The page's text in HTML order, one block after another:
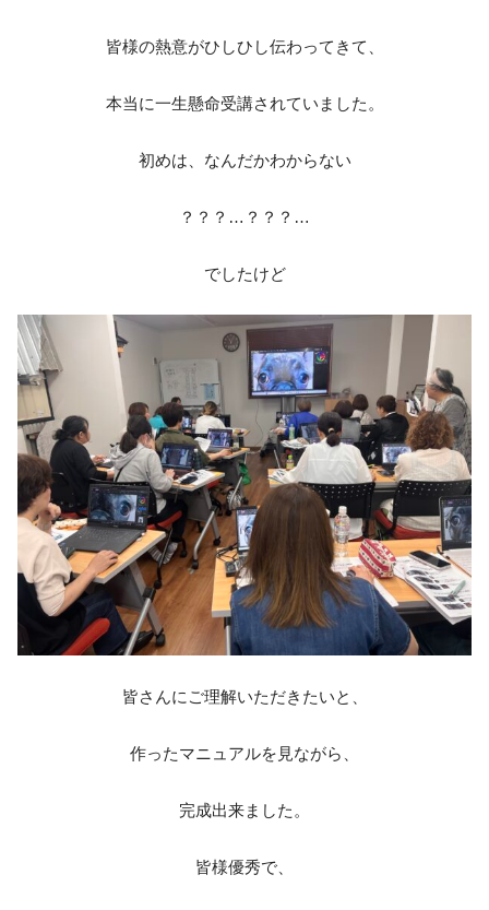
皆様の熱意がひしひし伝わってきて、
本当に一生懸命受講されていました。
初めは、なんだかわからない
？？？…？？？…
でしたけど
皆さんにご理解いただきたいと、
作ったマニュアルを見ながら、
完成出来ました。
皆様優秀で、